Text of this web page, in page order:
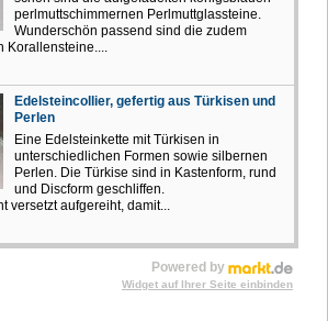
perlmuttschimmernen Perlmuttglassteine.
Wunderschön passend sind die zudem
Edelsteincollier, gefertig aus Türkisen und
Perlen
Eine Edelsteinkette mit Türkisen in
unterschiedlichen Formen sowie silbernen
Perlen. Die Türkise sind in Kastenform, rund
und Discform geschliffen.
versetzt aufgereiht, damit...
Powered by
Widget auf Ihrer Seite einbinden